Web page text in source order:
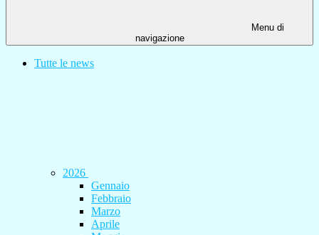
Menu di
navigazione
Tutte le news
2026
Gennaio
Febbraio
Marzo
Aprile